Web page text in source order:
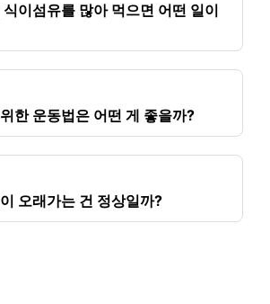
이섬유를 많아 먹으면 어떤 일이
한 운동법은 어떤 게 좋을까?
오래가는 건 정상일까?